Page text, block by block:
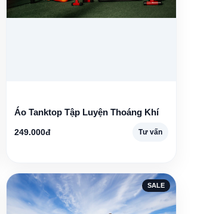
Áo Tanktop Tập Luyện Thoáng Khí
249.000đ Tư vấn
SALE